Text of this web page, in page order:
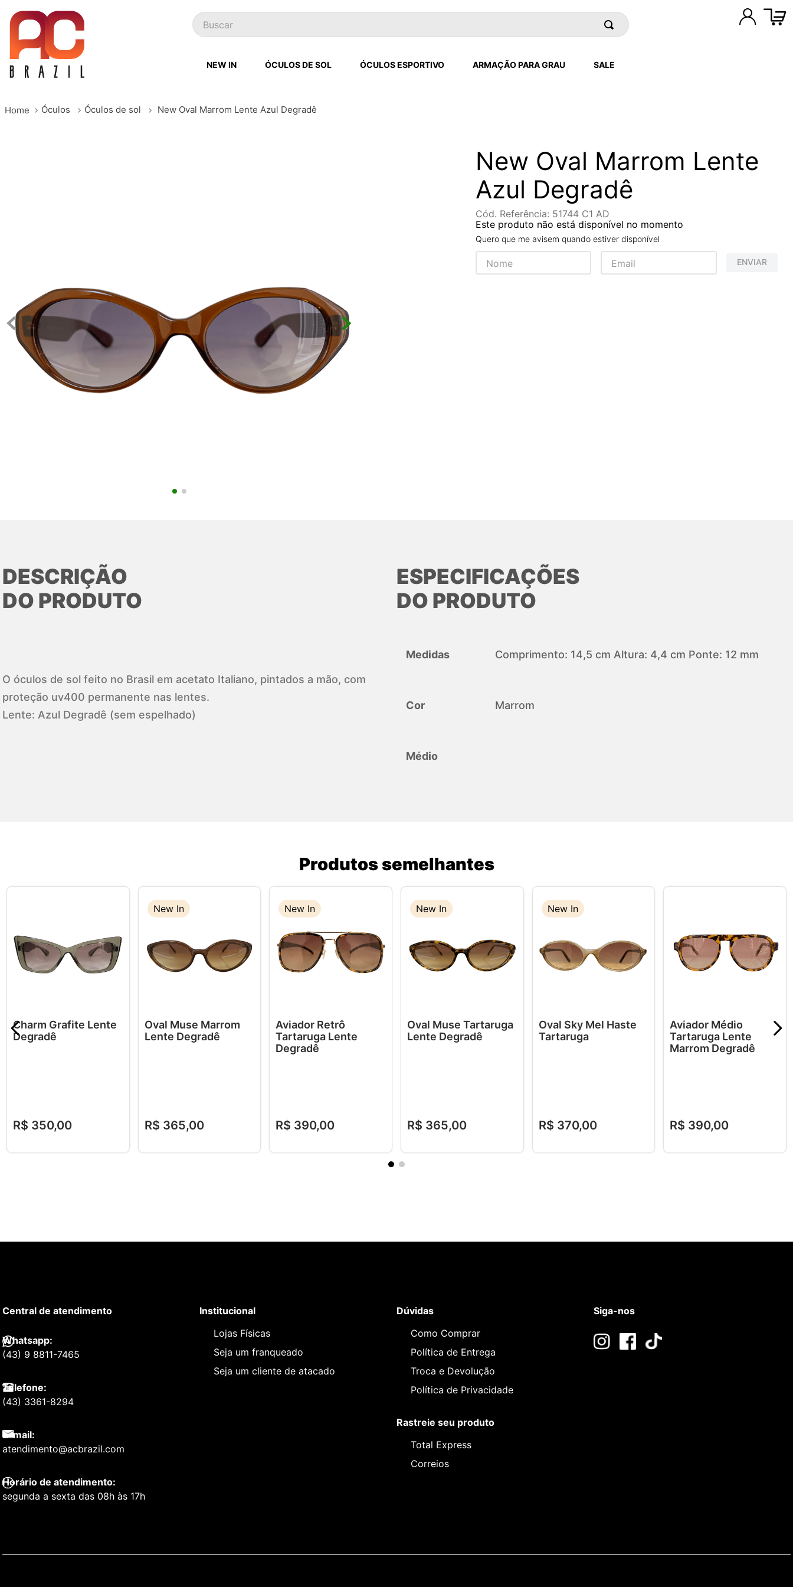
Buscar
NEW IN ÓCULOS DE SOL ÓCULOS ESPORTIVO ARMAÇÃO PARA GRAU SALE
Óculos Óculos de sol New Oval Marrom Lente Azul Degradê
New Oval Marrom Lente
Azul Degradê
Cód. Referência: 51744 C1 AD
Este produto não está disponível no momento
Quero que me avisem quando estiver disponível
ENVIAR
DESCRIÇÃO
DO PRODUTO
O óculos de sol feito no Brasil em acetato Italiano, pintados a mão, com
proteção uv400 permanente nas lentes.
Lente: Azul Degradê (sem espelhado)
ESPECIFICAÇÕES
DO PRODUTO
Medidas Comprimento: 14,5 cm Altura: 4,4 cm Ponte: 12 mm
Cor Marrom
Médio
Produtos semelhantes
Charm Grafite Lente
Degradê
R$ 350,00
New In
Oval Muse Marrom
Lente Degradê
R$ 365,00
New In
Aviador Retrô
Tartaruga Lente
Degradê
R$ 390,00
New In
New In
Oval Muse Tartaruga
Lente Degradê
R$ 365,00
New In
Oval Sky Mel Haste
Tartaruga
R$ 370,00
Aviador Médio
Tartaruga Lente
Marrom Degradê
R$ 390,00
Central de atendimento
Whatsapp:
(43) 9 8811-7465
Telefone:
(43) 3361-8294
E-mail:
atendimento@acbrazil.com
Horário de atendimento:
segunda a sexta das 08h às 17h
Institucional
Lojas Físicas
Seja um franqueado
Seja um cliente de atacado
Dúvidas
Como Comprar
Política de Entrega
Troca e Devolução
Política de Privacidade
Rastreie seu produto
Total Express
Correios
Siga-nos